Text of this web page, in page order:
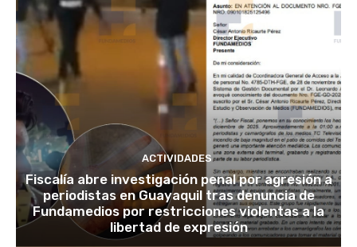
ACTIVIDADES
Fiscalía abre investigación penal por agresión a
periodistas en Guayaquil tras denuncia de
Fundamedios por restricciones violentas a la
libertad de expresión